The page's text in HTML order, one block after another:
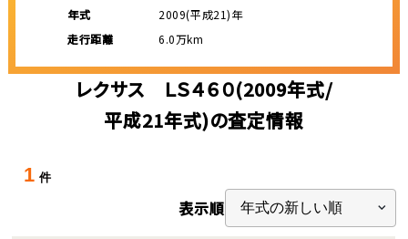
年式
2009(平成21)年
走行距離
6.0万km
レクサス ＬＳ４６０(2009年式/
平成21年式)の査定情報
1 件
表示順